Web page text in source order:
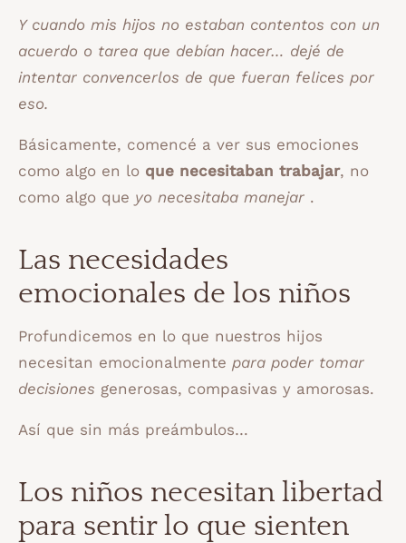
Y cuando mis hijos no estaban contentos con un
acuerdo o tarea que debían hacer… dejé de
intentar convencerlos de que fueran felices por
eso.
Básicamente, comencé a ver sus emociones
como algo en lo que necesitaban trabajar, no
como algo que yo necesitaba manejar .
Las necesidades
emocionales de los niños
Profundicemos en lo que nuestros hijos
necesitan emocionalmente para poder tomar
decisiones generosas, compasivas y amorosas.
Así que sin más preámbulos…
Los niños necesitan libertad
para sentir lo que sienten